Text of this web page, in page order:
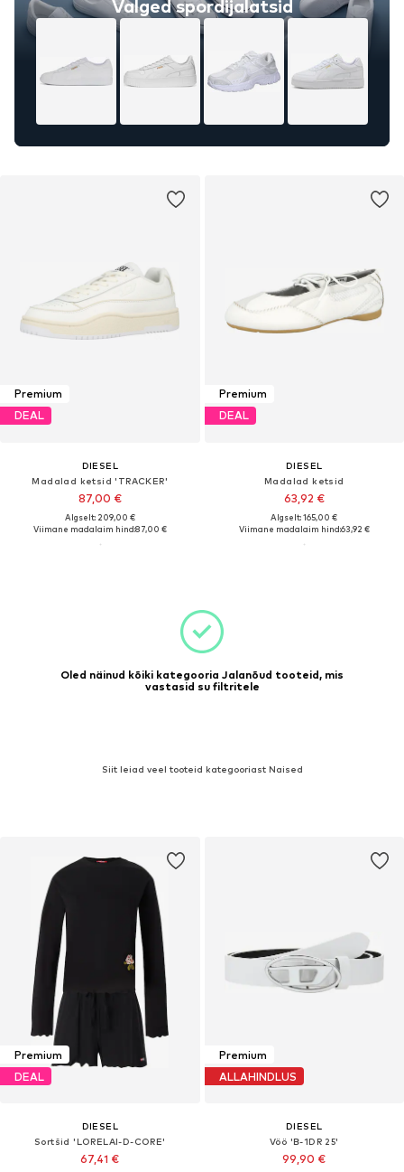
Valged spordijalatsid
Premium
DEAL
DIESEL
Madalad ketsid 'TRACKER'
87,00 €
Algselt: 209,00 €
Viimane madalaim hind:87,00 €
Premium
DEAL
DIESEL
Madalad ketsid
63,92 €
Algselt: 165,00 €
Viimane madalaim hind:63,92 €
Oled näinud kõiki kategooria Jalanõud tooteid, mis
vastasid su filtritele
Siit leiad veel tooteid kategooriast Naised
Premium
DEAL
DIESEL
Sortšid 'LORELAI-D-CORE'
67,41 €
Premium
ALLAHINDLUS
DIESEL
Vöö 'B-1DR 25'
99,90 €